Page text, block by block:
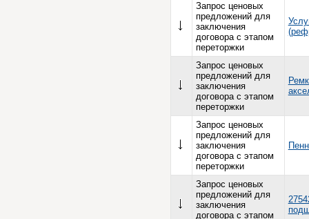
Запрос ценовых
предложений для
заключения
договора с этапом
переторжки
Запрос ценовых
предложений для
заключения
договора с этапом
переторжки
Запрос ценовых
предложений для
заключения
договора с этапом
переторжки
Запрос ценовых
предложений для
заключения
договора с этапом